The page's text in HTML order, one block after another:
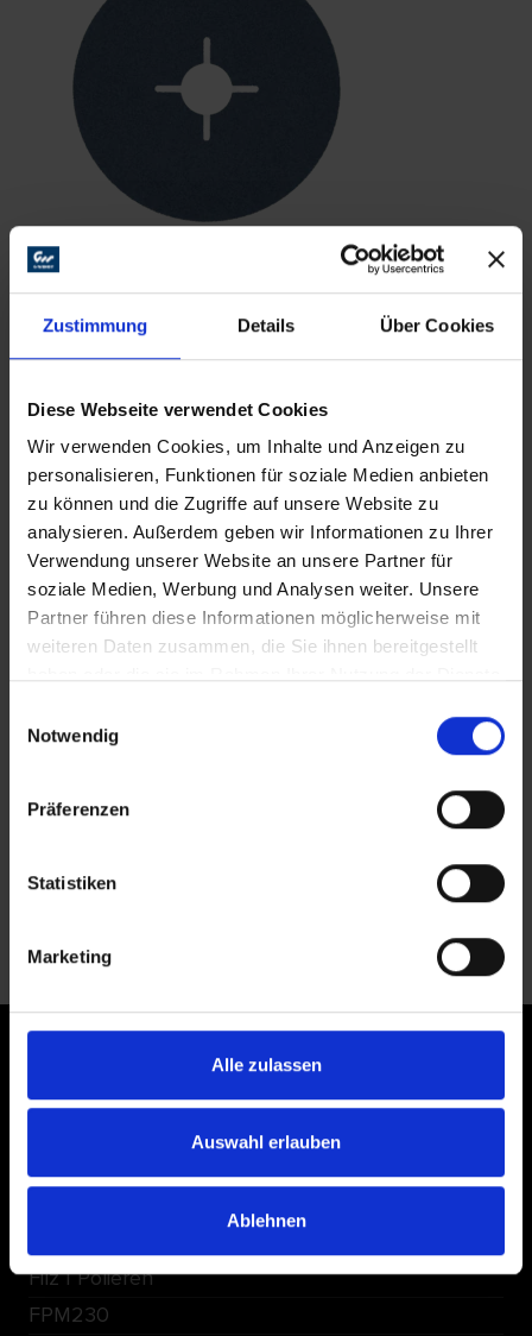
Zustimmung Details Über Cookies
Diese Webseite verwendet Cookies
Wir verwenden Cookies, um Inhalte und Anzeigen zu
personalisieren, Funktionen für soziale Medien anbieten
zu können und die Zugriffe auf unsere Website zu
analysieren. Außerdem geben wir Informationen zu Ihrer
Verwendung unserer Website an unsere Partner für
soziale Medien, Werbung und Analysen weiter. Unsere
Partner führen diese Informationen möglicherweise mit
weiteren Daten zusammen, die Sie ihnen bereitgestellt
Notwendig
Präferenzen
Statistiken
Marketing
Alle zulassen
Auswahl erlauben
Ablehnen
Typ RFD
Abmessungen
(mm)
Zirkon
Ø A Ø B Z36 Z60 Z80
115 22,23
264
264
125
264
426
264
428
180
264
446
264
448
REX Reinigen
Trennen und Schruppen
Filz | Polieren
FPM230